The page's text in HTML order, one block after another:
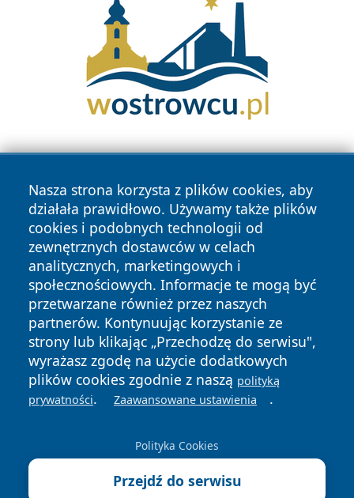
Nasza strona korzysta z plików cookies, aby
działała prawidłowo. Używamy także plików
cookies i podobnych technologii od
zewnętrznych dostawców w celach
analitycznych, marketingowych i
społecznościowych. Informacje te mogą być
przetwarzane również przez naszych
partnerów. Kontynuując korzystanie ze
strony lub klikając „Przechodzę do serwisu",
wyrażasz zgodę na użycie dodatkowych
plików cookies zgodnie z naszą polityką
prywatności. Zaawansowane ustawienia .
Polityka Cookies
Przejdź do serwisu
Copyright © 2026 jeleniagoraonline.pl Wszystkie prawa
zastrzeżone.
News Autorzy
Polityka
Prywatności
Polityka
Cookies